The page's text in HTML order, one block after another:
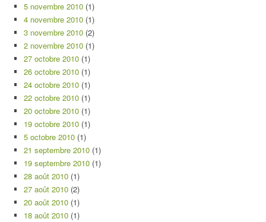
5 novembre 2010 (1)
4 novembre 2010 (1)
3 novembre 2010 (2)
2 novembre 2010 (1)
27 octobre 2010 (1)
26 octobre 2010 (1)
24 octobre 2010 (1)
22 octobre 2010 (1)
20 octobre 2010 (1)
19 octobre 2010 (1)
5 octobre 2010 (1)
21 septembre 2010 (1)
19 septembre 2010 (1)
28 août 2010 (1)
27 août 2010 (2)
20 août 2010 (1)
18 août 2010 (1)